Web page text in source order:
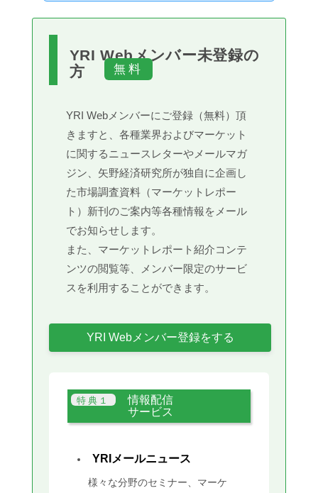
YRI Webメンバー未登録の
方
YRI Webメンバーにご登録（無料）頂
きますと、各種業界およびマーケット
に関するニュースレターやメールマガ
ジン、矢野経済研究所が独自に企画し
た市場調査資料（マーケットレポー
ト）新刊のご案内等各種情報をメール
でお知らせします。
また、マーケットレポート紹介コンテ
ンツの閲覧等、メンバー限定のサービ
スを利用することができます。
YRI Webメンバー登録をする
情報配信
サービス
YRIメールニュース
様々な分野のセミナー、マーケ